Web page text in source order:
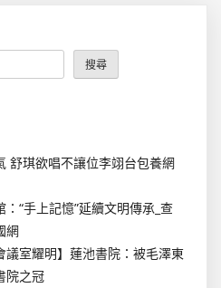
搜尋
舒琪欲唱不讓位李翊台包養網
“手上記憶”延續文明傳承_查
網
議室耀明】蓮池書院：被毛澤東
院之冠